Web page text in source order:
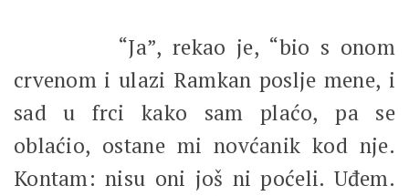
“Ja”, rekao je, “bio s onom
crvenom i ulazi Ramkan poslje mene, i
sad u frci kako sam plaćo, pa se
oblaćio, ostane mi novćanik kod nje.
Kontam: nisu oni još ni poćeli. Uđem.